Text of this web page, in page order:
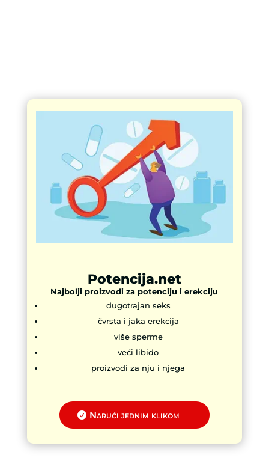
Potencija.net
Najbolji proizvodi za potenciju i erekciju
dugotrajan seks
čvrsta i jaka erekcija
više sperme
veći libido
proizvodi za nju i njega
Narući jednim klikom